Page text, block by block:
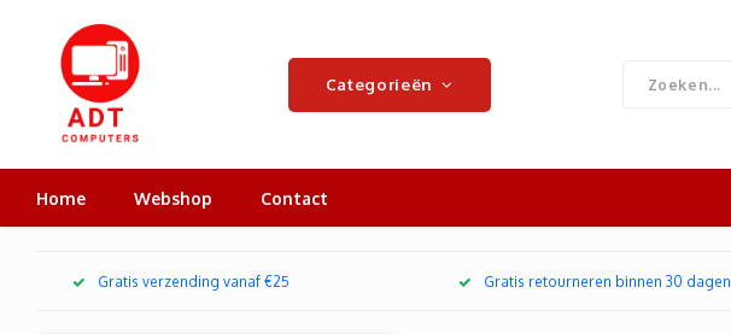
Categorieën
Home Webshop Contact
Gratis verzending vanaf €25 Gratis retourneren binnen 30 dagen